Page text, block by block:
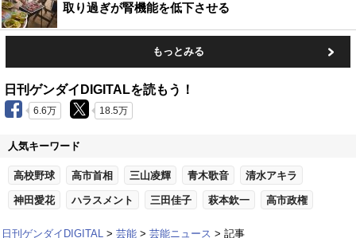
取り過ぎが腎機能を低下させる
もっとみる
日刊ゲンダイDIGITALを読もう！
6.6万 18.5万
人気キーワード
高校野球 高市首相 三山凌輝 青木歌音 清水アキラ
神田愛花 ハラスメント 三田佳子 萩本欽一 高市政権
日刊ゲンダイDIGITAL 芸能 芸能ニュース 記事